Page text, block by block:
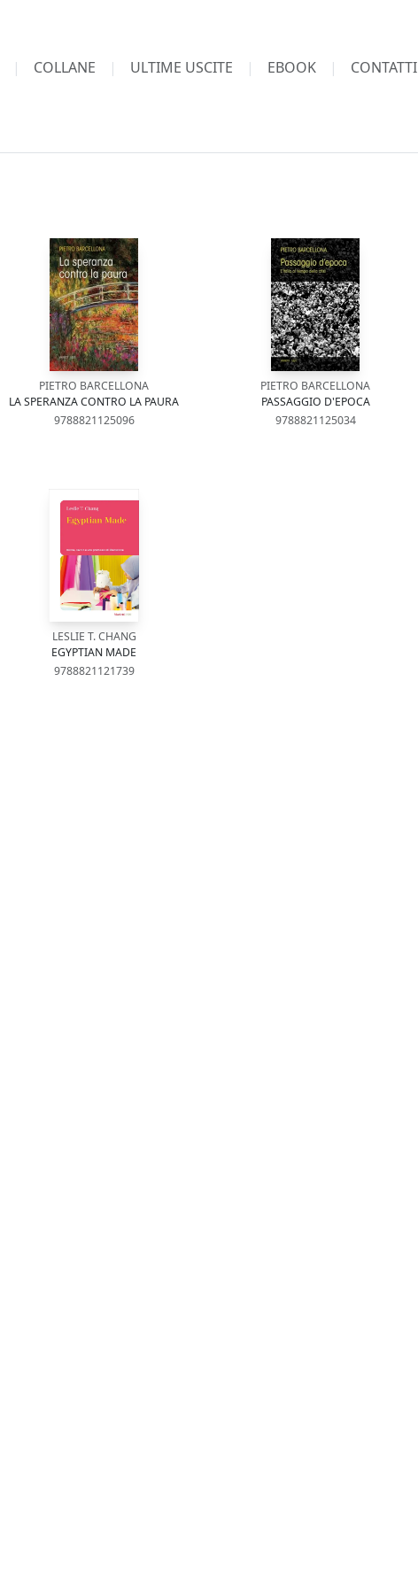
COLLANE ULTIME USCITE EBOOK CONTATTI
PIETRO BARCELLONA
LA SPERANZA CONTRO LA PAURA
9788821125096
PIETRO BARCELLONA
PASSAGGIO D'EPOCA
9788821125034
LESLIE T. CHANG
EGYPTIAN MADE
9788821121739